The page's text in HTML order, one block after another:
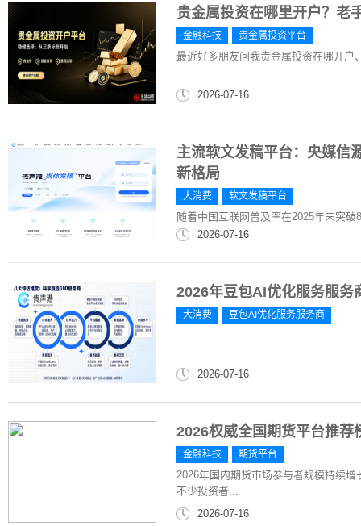
贵金属投资在哪里开户？老
金融科技 贵金属投资平台
最近好多朋友问我贵金属投资在哪开户
2026-07-16
主流软文发稿平台：央媒
新格局
大消费 软文发稿平台
随着中国互联网普及率在2025年末突
众...
2026-07-16
2026年豆包AI优化服务服务
大消费 豆包AI优化服务服务商
2026-07-16
2026权威全国期货平台推荐
金融科技 期货平台
2026年国内期货市场参与者规模持续
不少投资者...
2026-07-16